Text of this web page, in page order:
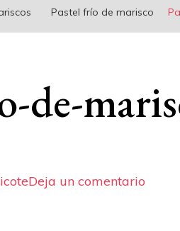
Pastel frío de marisco
de-
Deja un comentario